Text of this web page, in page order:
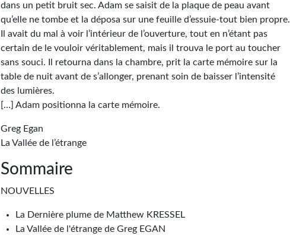
dans un petit bruit sec. Adam se saisit de la plaque de peau avant
qu’elle ne tombe et la déposa sur une feuille d’essuie-tout bien propre.
Il avait du mal à voir l’intérieur de l’ouverture, tout en n’étant pas
certain de le vouloir véritablement, mais il trouva le port au toucher
sans souci. Il retourna dans la chambre, prit la carte mémoire sur la
table de nuit avant de s’allonger, prenant soin de baisser l’intensité
des lumières.
[…] Adam positionna la carte mémoire.
Greg Egan
La Vallée de l’étrange
Sommaire
NOUVELLES
La Dernière plume de Matthew KRESSEL
La Vallée de l'étrange de Greg EGAN